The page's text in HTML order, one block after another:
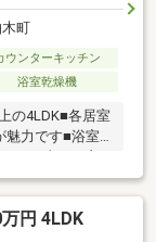
町
ウンターキッチン
浴室乾燥機
の4LDK■各居室
魅力です■浴室
円 4LDK